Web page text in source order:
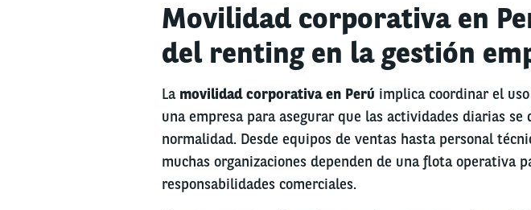
Movilidad corporativa en
del renting en la gestión
La movilidad corporativa en Perú implica coordinar el
una empresa para asegurar que las actividades diarias se
normalidad. Desde equipos de ventas hasta personal
muchas organizaciones dependen de una flota operativa
responsabilidades comerciales.